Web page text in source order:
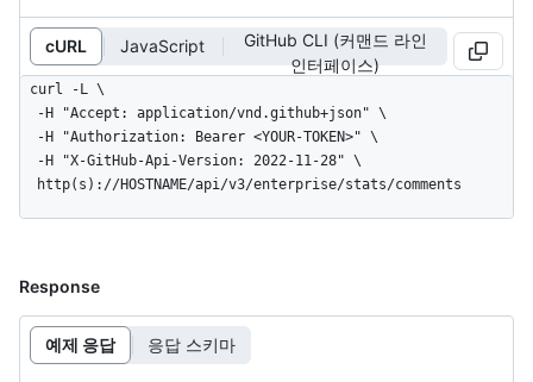
cURL JavaScript
GitHub CLI (커맨드 라인
인터페이스)
curl -L \
  http(s)://HOSTNAME/api/v3/enterprise/stats/comments
Response
예제 응답 응답 스키마